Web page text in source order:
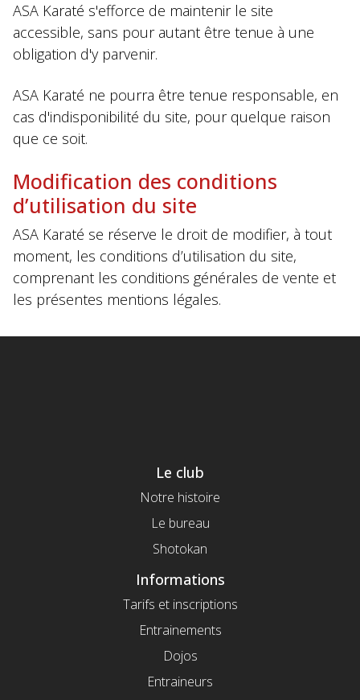
ASA Karaté s'efforce de maintenir le site
accessible, sans pour autant être tenue à une
obligation d'y parvenir.
ASA Karaté ne pourra être tenue responsable, en
cas d'indisponibilité du site, pour quelque raison
que ce soit.
Modification des conditions
d’utilisation du site
ASA Karaté se réserve le droit de modifier, à tout
moment, les conditions d’utilisation du site,
comprenant les conditions générales de vente et
les présentes mentions légales.
Le club
Notre histoire
Le bureau
Shotokan
Informations
Tarifs et inscriptions
Entrainements
Dojos
Entraineurs